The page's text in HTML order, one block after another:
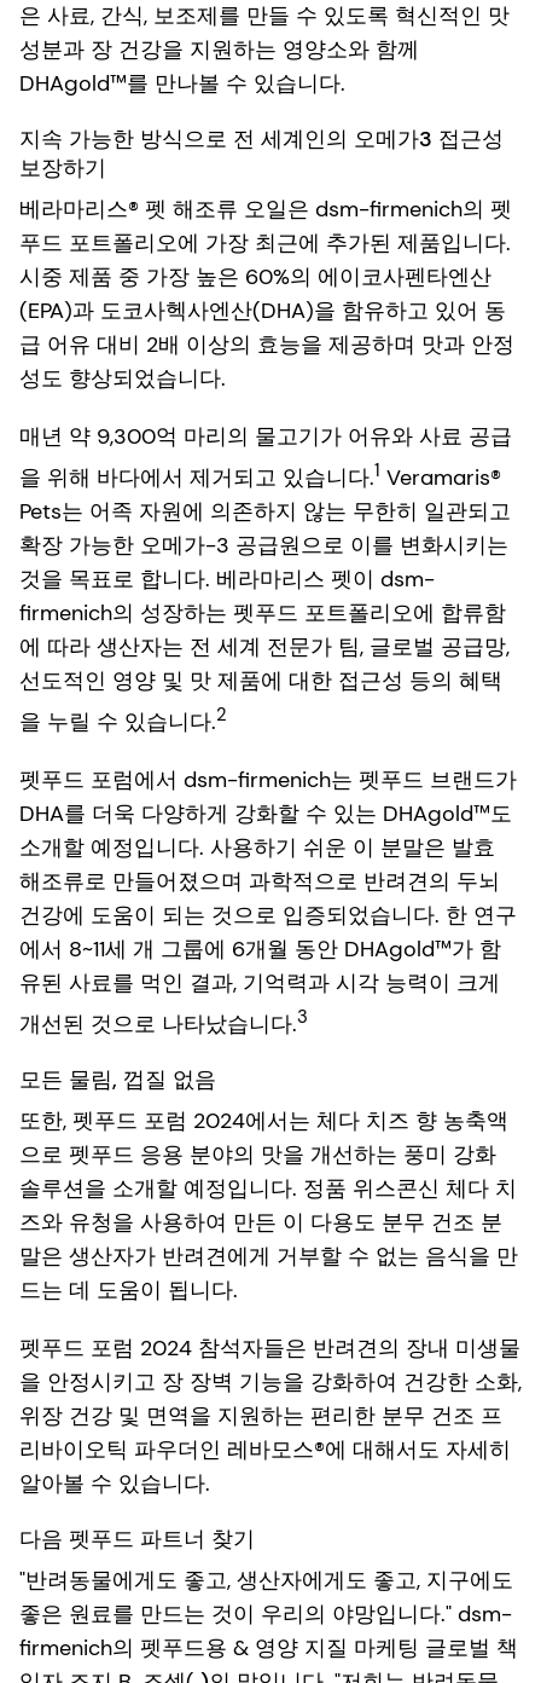
은 사료, 간식, 보조제를 만들 수 있도록 혁신적인 맛
성분과 장 건강을 지원하는 영양소와 함께
DHAgold™를 만나볼 수 있습니다.
지속 가능한 방식으로 전 세계인의 오메가3 접근성
보장하기
베라마리스® 펫 해조류 오일은 dsm-firmenich의 펫
푸드 포트폴리오에 가장 최근에 추가된 제품입니다.
시중 제품 중 가장 높은 60%의 에이코사펜타엔산
(EPA)과 도코사헥사엔산(DHA)을 함유하고 있어 동
급 어유 대비 2배 이상의 효능을 제공하며 맛과 안정
성도 향상되었습니다.
매년 약 9,300억 마리의 물고기가 어유와 사료 공급
을 위해 바다에서 제거되고 있습니다.1 Veramaris®
Pets는 어족 자원에 의존하지 않는 무한히 일관되고
확장 가능한 오메가-3 공급원으로 이를 변화시키는
것을 목표로 합니다. 베라마리스 펫이 dsm-
firmenich의 성장하는 펫푸드 포트폴리오에 합류함
에 따라 생산자는 전 세계 전문가 팀, 글로벌 공급망,
선도적인 영양 및 맛 제품에 대한 접근성 등의 혜택
을 누릴 수 있습니다.2
펫푸드 포럼에서 dsm-firmenich는 펫푸드 브랜드가
DHA를 더욱 다양하게 강화할 수 있는 DHAgold™도
소개할 예정입니다. 사용하기 쉬운 이 분말은 발효
해조류로 만들어졌으며 과학적으로 반려견의 두뇌
건강에 도움이 되는 것으로 입증되었습니다. 한 연구
에서 8~11세 개 그룹에 6개월 동안 DHAgold™가 함
유된 사료를 먹인 결과, 기억력과 시각 능력이 크게
개선된 것으로 나타났습니다.3
모든 물림, 껍질 없음
또한, 펫푸드 포럼 2024에서는 체다 치즈 향 농축액
으로 펫푸드 응용 분야의 맛을 개선하는 풍미 강화
솔루션을 소개할 예정입니다. 정품 위스콘신 체다 치
즈와 유청을 사용하여 만든 이 다용도 분무 건조 분
말은 생산자가 반려견에게 거부할 수 없는 음식을 만
드는 데 도움이 됩니다.
펫푸드 포럼 2024 참석자들은 반려견의 장내 미생물
을 안정시키고 장 장벽 기능을 강화하여 건강한 소화,
위장 건강 및 면역을 지원하는 편리한 분무 건조 프
리바이오틱 파우더인 레바모스®에 대해서도 자세히
알아볼 수 있습니다.
다음 펫푸드 파트너 찾기
"반려동물에게도 좋고, 생산자에게도 좋고, 지구에도
좋은 원료를 만드는 것이 우리의 야망입니다." dsm-
firmenich의 펫푸드용 & 영양 지질 마케팅 글로벌 책